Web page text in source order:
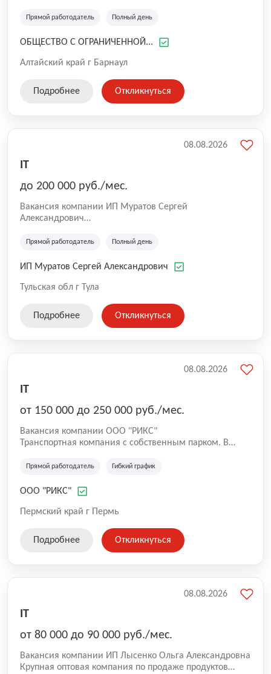
Направление компании: проектирование и
терминалов, изготовление разнообразных корпусных
как полимерное окрашивание металлов, лазерная
Прямой работодатель Полный день
ОБЩЕСТВО С ОГРАНИЧЕННОЙ...
Алтайский край г Барнаул
Подробнее Откликнуться
IT
до 200 000 руб./мес.
Вакансия компании ИП Муратов Сергей
Александрович
Техническое обслуживание и ремонт коммерческого
топливной аппаратуры дизельных двигателей.
Прямой работодатель Полный день
ИП Муратов Сергей Александрович
Тульская обл г Тула
08.08.2026
Подробнее Откликнуться
IT
от 150 000 до 250 000 руб./мес.
Вакансия компании ООО "РИКС"
Транспортная компания с собственным парком. В
водителя-экспедитора категории СЕ.
Прямой работодатель Гибкий график
ООО "РИКС"
Пермский край г Пермь
08.08.2026
Подробнее Откликнуться
IT
от 80 000 до 90 000 руб./мес.
Вакансия компании ИП Лысенко Ольга Александровна
Крупная оптовая компания по продаже продуктов
08.08.2026